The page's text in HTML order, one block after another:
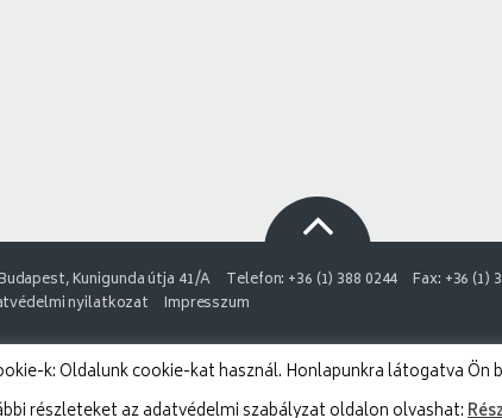
Kunigunda útja 41/A Telefon: +36 (1) 388 0244
Fax: +36 (1)
nyilatkozat Impresszum
k: Oldalunk cookie-kat használ. Honlapunkra látogatva Ön
részleteket az adatvédelmi szabályzat oldalon olvashat: